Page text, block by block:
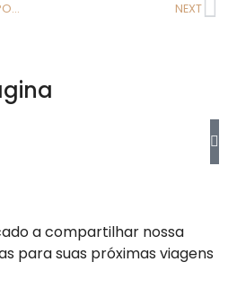
VOLTAR PARA TODOS OS POSTS NEXT
a compartilhar nossa
para suas próximas viagens